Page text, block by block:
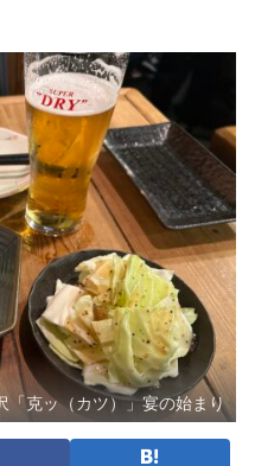
「克ッ（カツ）」宴の始まり